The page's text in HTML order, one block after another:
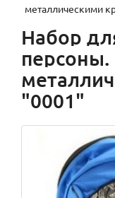
металлическими
Набор
персоны.
"0001"